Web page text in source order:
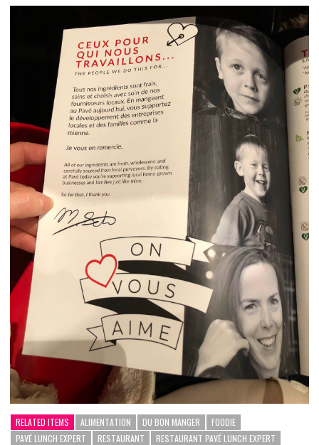
RELATED ITEMS ALIMENTATION DU BON MANGER
FOODIE
PAVÉ LUNCH EXPERT
RESTAURANT
RESTAURANT PAVÉ LUNCH EXPERT